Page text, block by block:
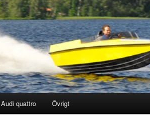
Audi quattro Övrigt